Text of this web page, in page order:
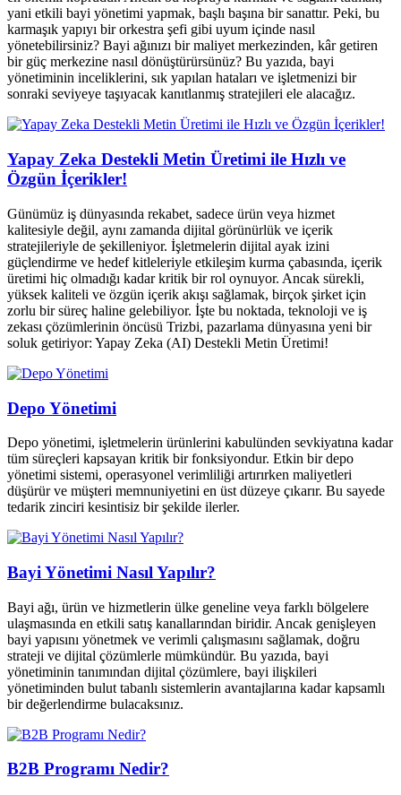
yani etkili bayi yönetimi yapmak, başlı başına bir sanattır. Peki, bu
karmaşık yapıyı bir orkestra şefi gibi uyum içinde nasıl
yönetebilirsiniz? Bayi ağınızı bir maliyet merkezinden, kâr getiren
bir güç merkezine nasıl dönüştürürsünüz? Bu yazıda, bayi
yönetiminin inceliklerini, sık yapılan hataları ve işletmenizi bir
sonraki seviyeye taşıyacak kanıtlanmış stratejileri ele alacağız.
Yapay Zeka Destekli Metin Üretimi ile Hızlı ve
Özgün İçerikler!
Günümüz iş dünyasında rekabet, sadece ürün veya hizmet
kalitesiyle değil, aynı zamanda dijital görünürlük ve içerik
stratejileriyle de şekilleniyor. İşletmelerin dijital ayak izini
güçlendirme ve hedef kitleleriyle etkileşim kurma çabasında, içerik
üretimi hiç olmadığı kadar kritik bir rol oynuyor. Ancak sürekli,
yüksek kaliteli ve özgün içerik akışı sağlamak, birçok şirket için
zorlu bir süreç haline gelebiliyor. İşte bu noktada, teknoloji ve iş
zekası çözümlerinin öncüsü Trizbi, pazarlama dünyasına yeni bir
soluk getiriyor: Yapay Zeka (AI) Destekli Metin Üretimi!
Depo Yönetimi
Depo yönetimi, işletmelerin ürünlerini kabulünden sevkiyatına kadar
tüm süreçleri kapsayan kritik bir fonksiyondur. Etkin bir depo
yönetimi sistemi, operasyonel verimliliği artırırken maliyetleri
düşürür ve müşteri memnuniyetini en üst düzeye çıkarır. Bu sayede
tedarik zinciri kesintisiz bir şekilde ilerler.
Bayi Yönetimi Nasıl Yapılır?
Bayi ağı, ürün ve hizmetlerin ülke geneline veya farklı bölgelere
ulaşmasında en etkili satış kanallarından biridir. Ancak genişleyen
bayi yapısını yönetmek ve verimli çalışmasını sağlamak, doğru
strateji ve dijital çözümlerle mümkündür. Bu yazıda, bayi
yönetiminin tanımından dijital çözümlere, bayi ilişkileri
yönetiminden bulut tabanlı sistemlerin avantajlarına kadar kapsamlı
bir değerlendirme bulacaksınız.
B2B Programı Nedir?